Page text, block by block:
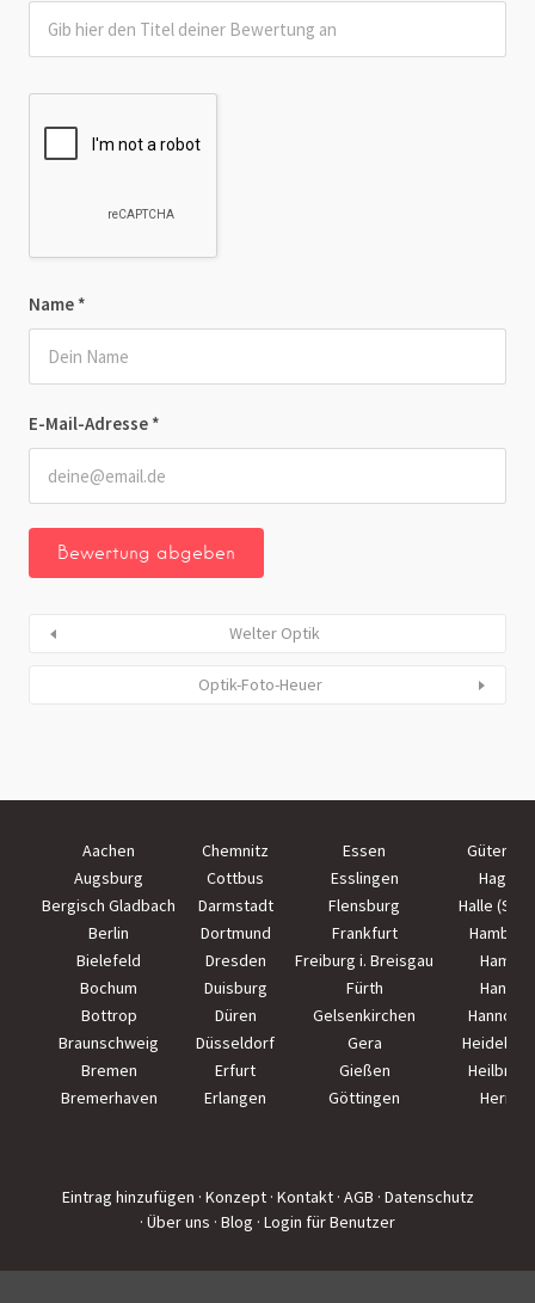
Name *
E-Mail-Adresse *
Welter Optik
Optik-Foto-Heuer
Aachen Chemnitz Essen
Augsburg
Cottbus Esslingen
Hagen
Bergisch Gladbach
Darmstadt Flensburg
Halle
Berlin
Dortmund Frankfurt
Hamburg
Bielefeld
Dresden Freiburg i. Breisgau
Hamm
Bochum
Duisburg Fürth
Hanau
Bottrop
Düren Gelsenkirchen
Hannover
Braunschweig
Düsseldorf Gera
Bremen
Erfurt Gießen
Heilbronn
Bremerhaven
Erlangen Göttingen Herne
Eintrag hinzufügen · Konzept · Kontakt · AGB · Datenschutz
· Über uns · Blog · Login für Benutzer